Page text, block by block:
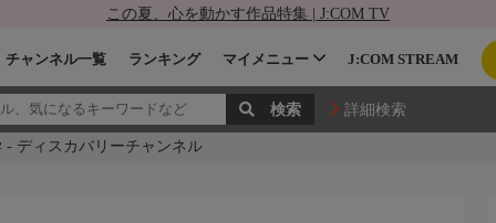
この夏、心を動かす作品特集 | J:COM TV
チャンネル一覧 ランキング マイメニュー J:COM STREAM
詳細検索
ディスカバリーチャンネル